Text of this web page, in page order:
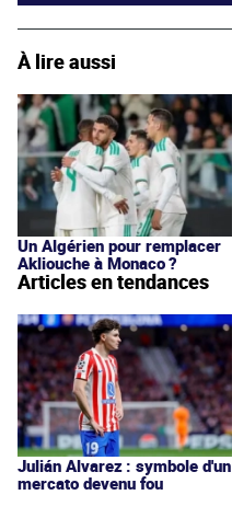
À lire aussi
Un Algérien pour remplacer
Akliouche à Monaco ?
Articles en tendances
Julián Alvarez : symbole d'un
mercato devenu fou